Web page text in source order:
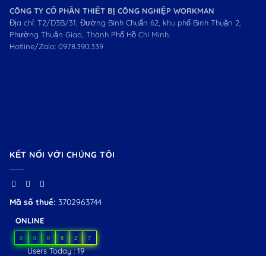
CÔNG TY CỔ PHẦN THIẾT BỊ CÔNG NGHIỆP WORKMAN
Địa chỉ: T2/D3B/31, Đường Bình Chuẩn 62, khu phố Bình Thuận 2,
Phường Thuận Giao, Thành Phố Hồ Chí Minh.
Hotline/Zalo: 0978.390.339
KẾT NỐI VỚI CHÚNG TÔI
Mã số thuế: 3702963744
ONLINE
0 0 0 8 2 7
Users Today : 19